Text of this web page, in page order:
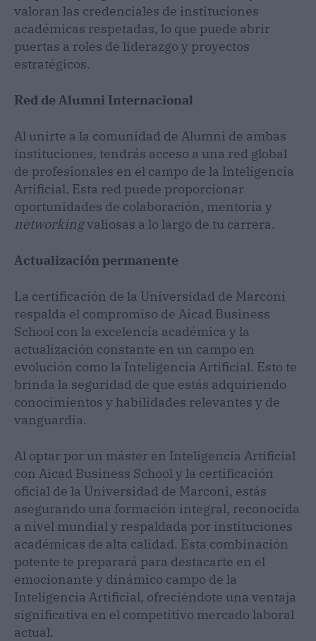
valoran las credenciales de instituciones
académicas respetadas, lo que puede abrir
puertas a roles de liderazgo y proyectos
estratégicos.
Red de Alumni Internacional
Al unirte a la comunidad de Alumni de ambas
instituciones, tendrás acceso a una red global
de profesionales en el campo de la Inteligencia
Artificial. Esta red puede proporcionar
oportunidades de colaboración, mentoría y
networkingvaliosas a lo largo de tu carrera.
Actualización permanente
La certificación de la Universidad de Marconi
respalda el compromiso de Aicad Business
School con la excelencia académica y la
actualización constante en un campo en
evolución como la Inteligencia Artificial. Esto te
brinda la seguridad de que estás adquiriendo
conocimientos y habilidades relevantes y de
vanguardia.
Al optar por un máster en Inteligencia Artificial
con Aicad Business School y la certificación
oficial de la Universidad de Marconi, estás
asegurando una formación integral, reconocida
a nivel mundial y respaldada por instituciones
académicas de alta calidad. Esta combinación
potente te preparará para destacarte en el
emocionante y dinámico campo de la
Inteligencia Artificial, ofreciéndote una ventaja
significativa en el competitivo mercado laboral
actual.